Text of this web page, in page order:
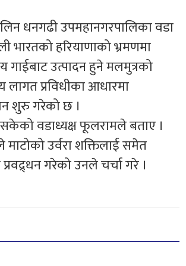
धनगढी उपमहानगरपालिका वडा
भारतको हरियाणाको भ्रमणमा
उत्पादन हुने मलमुत्रको
प्रविधीका आधारमा
शुरु गरेको छ ।
वडाध्यक्ष फूलरामले बताए ।
उर्वरा शक्तिलाई समेत
गरेको उनले चर्चा गरे ।